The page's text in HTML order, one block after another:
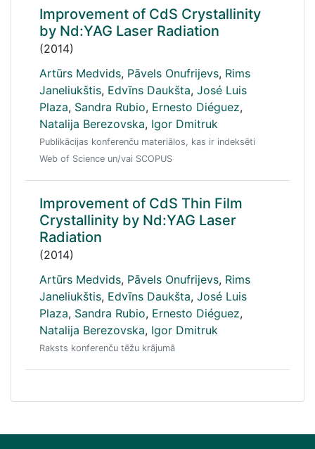
Improvement of CdS Crystallinity
by Nd:YAG Laser Radiation
(2014)
Artūrs Medvids, Pāvels Onufrijevs, Rims
Janeliukštis, Edvīns Daukšta, José Luis
Plaza, Sandra Rubio, Ernesto Diéguez,
Natalija Berezovska, Igor Dmitruk
Publikācijas konferenču materiālos, kas ir indeksēti
Web of Science un/vai SCOPUS
Improvement of CdS Thin Film
Crystallinity by Nd:YAG Laser
Radiation
(2014)
Artūrs Medvids, Pāvels Onufrijevs, Rims
Janeliukštis, Edvīns Daukšta, José Luis
Plaza, Sandra Rubio, Ernesto Diéguez,
Natalija Berezovska, Igor Dmitruk
Raksts konferenču tēžu krājumā